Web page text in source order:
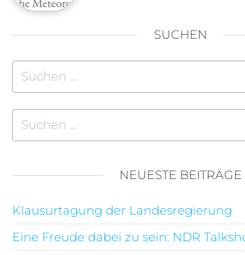
SUCHEN
NEUESTE BEITRÄGE
Klausurtagung der Landesregierung
Eine Freude dabei zu sein: NDR